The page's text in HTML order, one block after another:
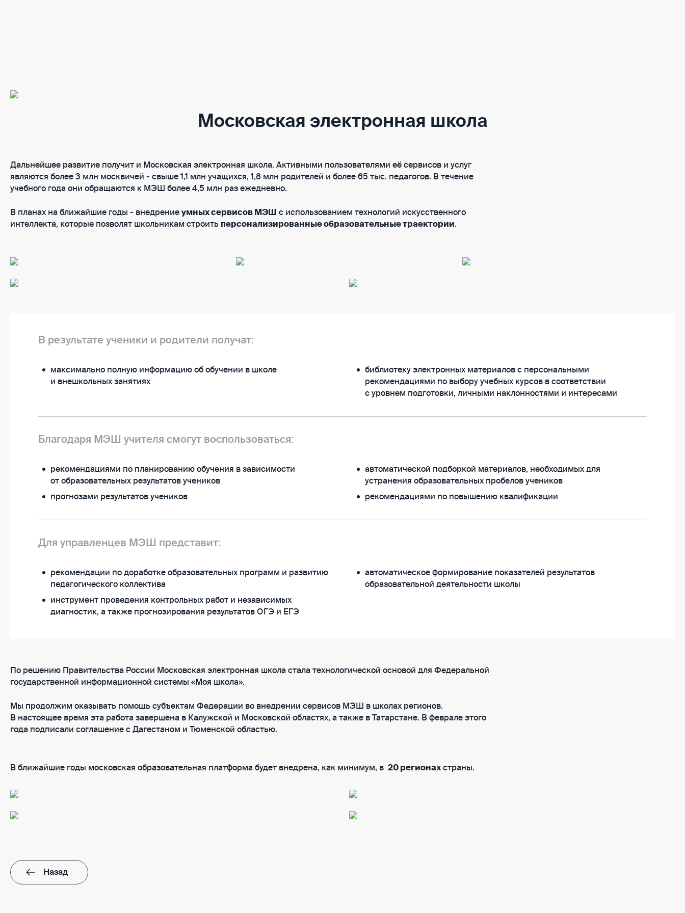
Московская электронная школа
Дальнейшее развитие получит и Московская электронная школа. Активными пользователями её сервисов и услуг
являются более 3 млн москвичей - свыше 1,1 млн учащихся, 1,8 млн родителей и более 65 тыс. педагогов. В течение
учебного года они обращаются к МЭШ более 4,5 млн раз ежедневно.
В планах на ближайшие годы - внедрение умных сервисов МЭШ с использо­ва­нием технологий искусственного
интеллекта, которые позволят школьникам строить персонализированные образовательные траектории.
В результате ученики и родители получат:
максимально полную информацию об обучении в школе
и внешкольных занятиях
библиотеку электронных материалов с персональными
рекомендациями по выбору учебных курсов в соответствии
с уровнем подготовки, личными наклон­ностями и интересами
Благодаря МЭШ учителя смогут воспользоваться:
рекомендациями по планированию обучения в зависимости
от образовательных результатов учеников
прогнозами результатов учеников
автоматической подборкой материалов, необходимых для
устранения образовательных пробелов учеников
рекомендациями по повышению квалификации
Для управленцев МЭШ представит:
рекомендации по доработке образовательных программ и развитию
педагогического коллектива
инструмент проведения контрольных работ и независимых
диагностик, а также прогнозирования результатов ОГЭ и ЕГЭ
автоматическое формирование показателей результатов
образовательной деятельности школы
По решению Правительства России Московская электронная школа стала технологической основой для Феде­ральной
государственной информационной системы «Моя школа».
Мы продолжим оказывать помощь субъектам Федерации во внедрении сервисов МЭШ в школах регионов.
В настоящее время эта работа завершена в Калужской и Москов­ской областях, а также в Татарстане. В феврале этого
года подписали соглашение с Дагестаном и Тюменской областью.
В ближайшие годы московская образовательная платформа будет внедрена, как минимум, в 20 регионахстраны.
Назад